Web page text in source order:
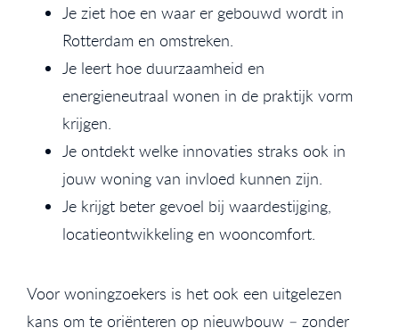
Je ziet hoe en waar er gebouwd wordt in
Rotterdam en omstreken.
Je leert hoe duurzaamheid en
energieneutraal wonen in de praktijk vorm
krijgen.
Je ontdekt welke innovaties straks ook in
jouw woning van invloed kunnen zijn.
Je krijgt beter gevoel bij waardestijging,
locatieontwikkeling en wooncomfort.
Voor woningzoekers is het ook een uitgelezen
kans om te oriënteren op nieuwbouw – zonder